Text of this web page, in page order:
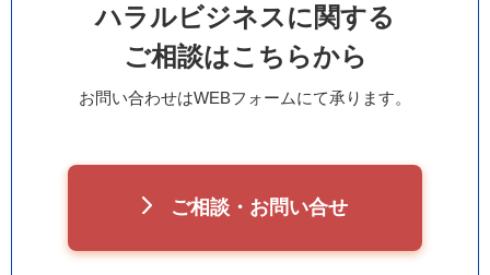
ハラルビジネスに関する
ご相談はこちらから
お問い合わせはWEBフォームにて承ります。
ご相談・お問い合せ